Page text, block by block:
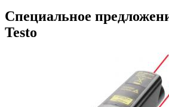
Cпециальное
Testo